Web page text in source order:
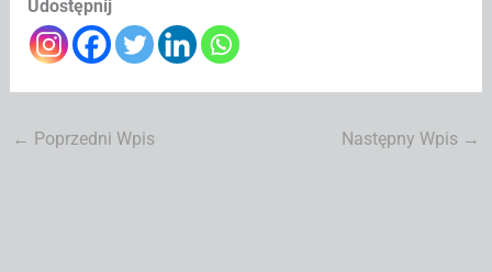
Udostępnij
← Poprzedni Wpis Następny Wpis →